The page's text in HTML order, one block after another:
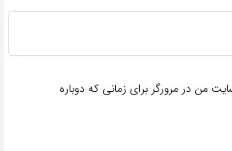
من در مرورگر برای زمانی که دوباره